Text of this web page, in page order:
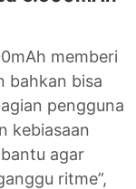
memberi
bahkan bisa
pengguna
kebiasaan
agar
ritme”,